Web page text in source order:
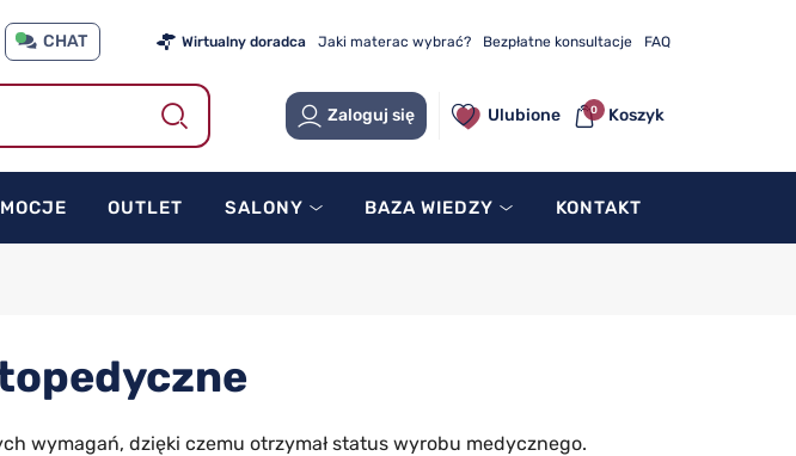
CHAT Wirtualny doradca Jaki materac wybrać? Bezpłatne konsultacje FAQ
Zaloguj się Ulubione Koszyk
0
OUTLET SALONY BAZA WIEDZY KONTAKT
wymagań, dzięki czemu otrzymał status wyrobu medycznego.